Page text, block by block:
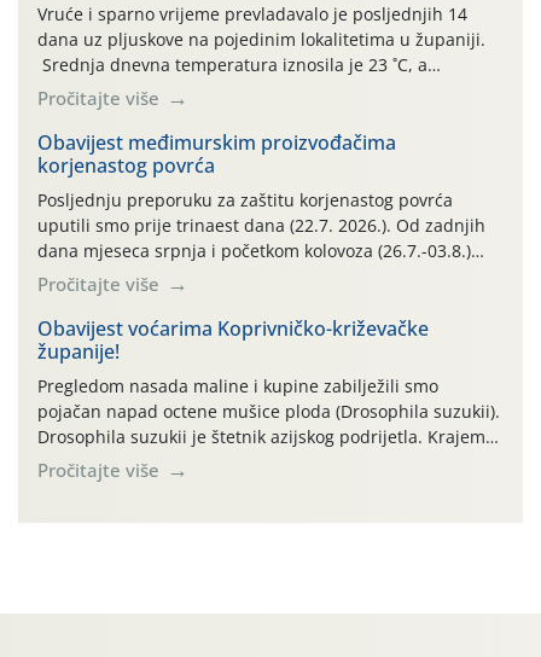
Vruće i sparno vrijeme prevladavalo je posljednjih 14
dana uz pljuskove na pojedinim lokalitetima u županiji.
Srednja dnevna temperatura iznosila je 23 ˚C, a
maksimalne su posljednjih dana dosezale do 35 ˚C.
Simptome plamenjače vinove loze (Plasmoparas
viticola) vidljivi su na zapercima i vršnom mladom lišću.
Kako bi i dalje održali zdravu lisnu masu u zaštiti je
moguće […]
Pročitajte više
Obavijest međimurskim proizvođačima
korjenastog povrća
Posljednju preporuku za zaštitu korjenastog povrća
uputili smo prije trinaest dana (22.7. 2026.). Od zadnjih
dana mjeseca srpnja i početkom kolovoza (26.7.-03.8.)
traje izuzetno nepovoljno meteorološko razdoblje za rast
i razvoj korjenastog povrća: najviše dnevne temperature
zraka zadnjih su devet dana u rasponu 30,7°-38,0°C!
Drugi ovogodišnji “toplinski udar” naročito je izražen
zadnja četiri dana (31.7.-03.8.), […]
Pročitajte više
Obavijest voćarima Koprivničko-križevačke
županije!
Pregledom nasada maline i kupine zabilježili smo
pojačan napad octene mušice ploda (Drosophila suzukii).
Drosophila suzukii je štetnik azijskog podrijetla. Krajem
2010. godine prvi puta je registriran u Hrvatskoj, a u
rujnu 2016. godine na našem su području zabilježene
Pročitajte više